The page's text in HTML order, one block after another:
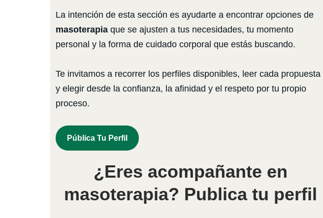
La intención de esta sección es ayudarte a encontrar opciones de
masoterapiaque se ajusten a tus necesidades, tu momento
personal y la forma de cuidado corporal que estás buscando.
Te invitamos a recorrer los perfiles disponibles, leer cada propuesta
y elegir desde la confianza, la afinidad y el respeto por tu propio
proceso.
Pública Tu Perfil
¿Eres acompañante en
masoterapia? Publica tu perfil